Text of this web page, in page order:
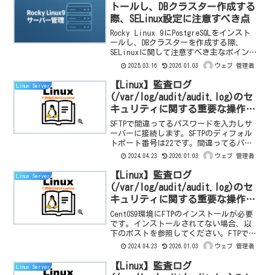
トールし、DBクラスター作成する
際、SELinux設定に注意すべき点
Rocky Linux 9にPostgreSQLをインスト
ールし、DBクラスターを作成する際、
SELinuxに関して注意すべき主なポイント
は次の通りです。SELinuxの状態を確認最
sudo g...
2025.03.16 2026.01.03 ウェブ 管理者
Linux Server
【Linux】監査ログ
(/var/log/audit/audit.log)のセ
キュリティに関する重要な操作記
録：sftp 接続失敗(パスワード不
一致)の確認手順
SFTPで間違ってるパスワードを入力しサ
ーバーに接続します。SFTPのディフォル
トポート番号は22です。間違ってるパス
ワードの接続失敗に対するリナックスシ
/var/log/auth.log を参照します。
2024.04.23 2026.01.03 ウェブ 管理者
Linux Server
【Linux】監査ログ
(/var/log/audit/audit.log)のセ
キュリティに関する重要な操作記
録：ftp 接続失敗(パスワード不
一致)
CentOS9環境にFTPのインストールが必要
です。インストールされてない場合、以
下のポストを参照してください。FTPで間
違ってるパスワードを入力しサーバーに
号は21です。間違ってるパスワードの接
続失...
2024.04.23 2026.01.03 ウェブ 管理者
Linux Server
【Linux】監査ログ